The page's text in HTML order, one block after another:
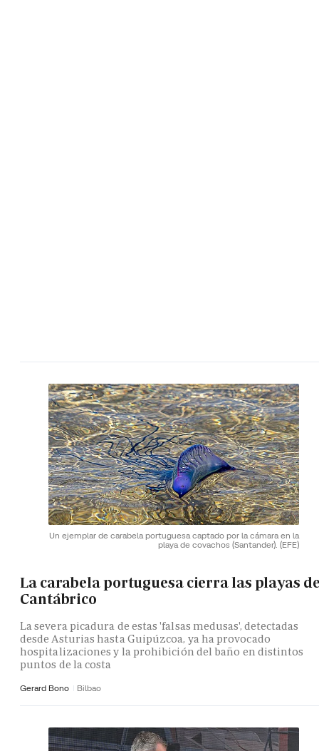
Un ejemplar de carabela portuguesa captado por la cámara en la
playa de covachos (Santander). (EFE)
La carabela portuguesa cierra las playas
Cantábrico
La severa picadura de estas 'falsas medusas', detectadas
desde Asturias hasta Guipúzcoa, ya ha provocado
hospitalizaciones y la prohibición del baño en distintos
puntos de la costa
Gerard Bono Bilbao